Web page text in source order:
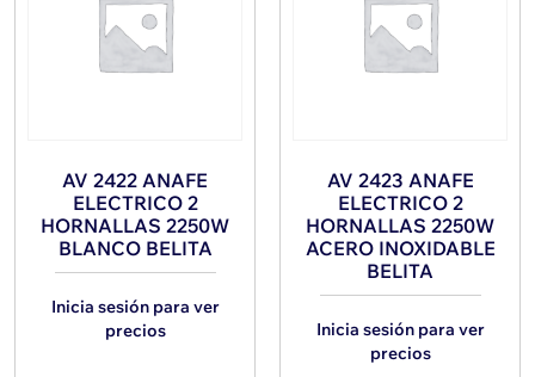
AV 2422 ANAFE
ELECTRICO 2
HORNALLAS 2250W
BLANCO BELITA
Inicia sesión para ver
precios
AV 2423 ANAFE
ELECTRICO 2
HORNALLAS 2250W
ACERO INOXIDABLE
BELITA
Inicia sesión para ver
precios